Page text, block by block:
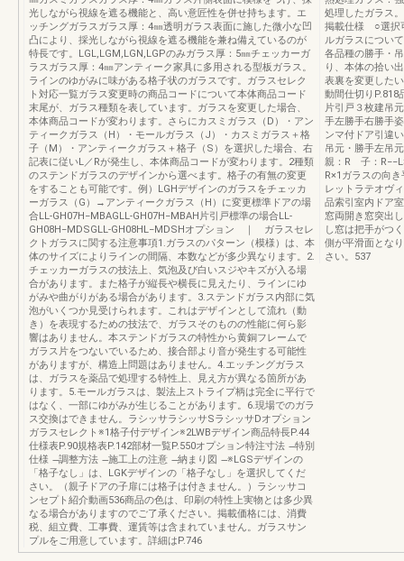
光しながら視線を遮る機能と、高い意匠性を併せ持ちます。エ
ッチングガラスガラス厚：4㎜透明ガラス表面に施した微小な凹
凸により、採光しながら視線を遮る機能を兼ね備えているのが
特長です。LGL,LGM,LGN,LGPのみガラス厚：5㎜チェッカーガ
ラスガラス厚：4㎜アンティーク家具に多用される型板ガラス。
ラインのゆがみに味がある格子状のガラスです。ガラスセレク
ト対応一覧ガラス変更時の商品コードについて本体商品コード
末尾が、ガラス種類を表しています。ガラスを変更した場合、
本体商品コードが変わります。さらにカスミガラス（D）・アン
ティークガラス（H）・モールガラス（J）・カスミガラス＋格
子（M）・アンティークガラス＋格子（S）を選択した場合、右
記表に従いL／Rが発生し、本体商品コードが変わります。2種類
のステンドガラスのデザインから選べます。格子の有無の変更
をすることも可能です。例）LGHデザインのガラスをチェッカ
ーガラス（G）→アンティークガラス（H）に変更標準ドアの場
合LL-GH07H−MBAGLL-GH07H−MBAH片引戸標準の場合LL-
GH08H−MDSGLL-GH08HL−MDSHオプション ｜ ガラスセレ
クトガラスに関する注意事項1.ガラスのパターン（模様）は、本
体のサイズによりラインの間隔、本数などが多少異なります。2.
チェッカーガラスの技法上、気泡及び白いスジやキズが入る場
合があります。また格子が縦長や横長に見えたり、ラインにゆ
がみや曲がりがある場合があります。3.ステンドガラス内部に気
泡がいくつか見受けられます。これはデザインとして流れ（動
き）を表現するための技法で、ガラスそのものの性能に何ら影
響はありません。本ステンドガラスの特性から黄銅フレームで
ガラス片をつないでいるため、接合部より音が発生する可能性
がありますが、構造上問題はありません。4.エッチングガラス
は、ガラスを薬品で処理する特性上、見え方が異なる箇所があ
ります。5.モールガラスは、製法上ストライプ柄は完全に平行で
はなく、一部にゆがみが生じることがあります。6.現場でのガラ
ス交換はできません。ラシッサラシッサSラシッサDオプション
ガラスセレクト※1格子付デザイン※2LWBデザイン商品特長P.44
仕様表P.90規格表P.142部材一覧P.550オプション特注寸法 ̶特別
仕様 ̶調整方法 ̶施工上の注意 ̶納まり図 ̶※LGSデザインの
「格子なし」は、LGKデザインの「格子なし」を選択してくだ
さい。（親子ドアの子扉には格子は付きません。）ラシッサコ
ンセプト紹介動画536商品の色は、印刷の特性上実物とは多少異
なる場合がありますのでご了承ください。掲載価格には、消費
税、組立費、工事費、運賃等は含まれていません。ガラスサン
プルをご用意しています。詳細はP.746
処理したガラス
掲載仕様 ○選択
ルガラスについ
各品種の勝手・
り、本体の拾い
表裏を変更した
動間仕切りP.818
片引戸３枚建吊
手左勝手右勝手
ンマ付ドア引違
吊元・勝手左吊
親：R 子：
R×1ガラスの向
レットラテオヴ
品索引室内ドア
窓両開き窓突出
し窓は把手がつ
側が平滑面とな
さい。537